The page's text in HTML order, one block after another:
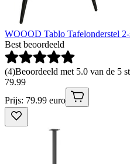
WOOOD Tablo Tafelonderstel
Best beoordeeld
(4)Beoordeeld met 5.0 van de 5
79.99
Prijs: 79.99 euro